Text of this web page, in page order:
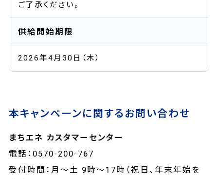
ご了承ください。
供給開始期限
2026年4月30日（木）
本キャンペーンに関するお問い合わせ
まちエネ カスタマーセンター
電話：0570-200-767
受付時間：月～土 9時～17時（祝日、年末年始を